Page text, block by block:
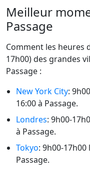
Meilleur
Passage
Comment les heures
17h00) des grandes
Passage :
New York City:
16:00 à Passage.
Londres: 9h00-
à Passage.
Tokyo: 9h00-
Passage.